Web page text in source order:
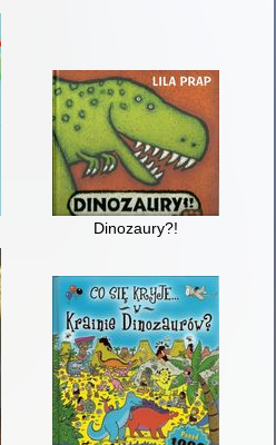
Dinozaury?!